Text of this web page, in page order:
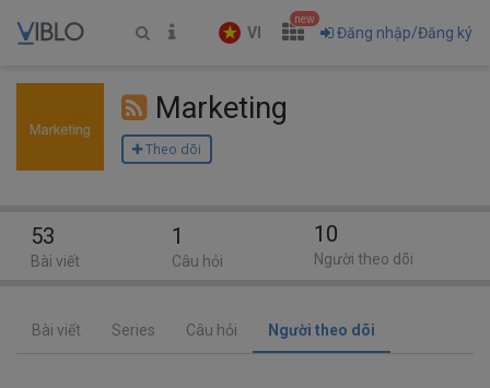
VI
new
Đăng nhập/Đăng ký
Marketing
Theo dõi
Bài viết Series Câu hỏi Người theo dõi
53
Bài viết
1
Câu hỏi
10
Người theo dõi